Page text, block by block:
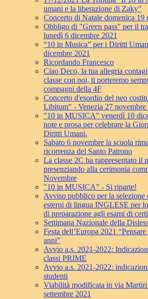
umani e la liberazione di Zaky"
Concerto di Natale domenica 19
Obbligo di "Green pass" per il
lunedì 6 dicembre 2021
“10 in Musica” per i Diritti
dicembre 2021
Ricordando Francesco
Ciao Deco, la tua allegria
classe con noi, ti porteremo
compagni della 4F
Concerto d'esordio del neo
Libitum" - Venezia 27 novembre
"10 in MUSICA" venerdì 10
note e prosa per celebrare la
Diritti Umani.
Sabato 6 novembre la scuola
ricorrenza del Santo Patrono
La classe 2C ha rappresentato il
presenziando alla cerimonia
Novembre
"10 in MUSICA" - Si riparte!
Avviso pubblico per la selezione
esterni di lingua INGLESE per
di preparazione agli esami di
Settimana Nazionale della
Festa dell’Europa 2021
anni”
Avvio a.s. 2021-2022:
classi PRIME
Avvio a.s. 2021-2022:
studenti
Viabilità modificata in via
settembre 2021